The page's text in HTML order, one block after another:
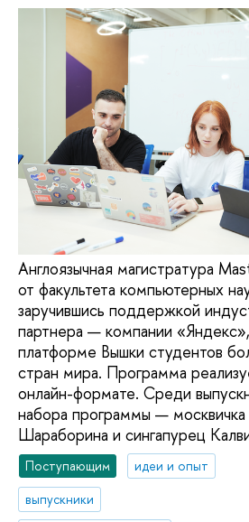
Англоязычная магистратура
от факультета компьютерных
заручившись поддержкой
партнера — компании
платформе Вышки студентов
стран мира. Программа
онлайн-формате. Среди
набора программы —
Шараборина и сингапурец
Поступающим
идеи и опыт
выпускники